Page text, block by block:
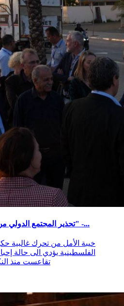
تحذير المجتمع الدولي من مخاطر فتح "الجبهة الرابعة" -...
خيبة الأمل من تحرك غالبية
الفلسطينية يؤدي الى حالة
تقاعست منذ